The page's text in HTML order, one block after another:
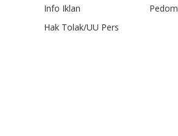
Info Iklan
Hak Tolak/UU Pers